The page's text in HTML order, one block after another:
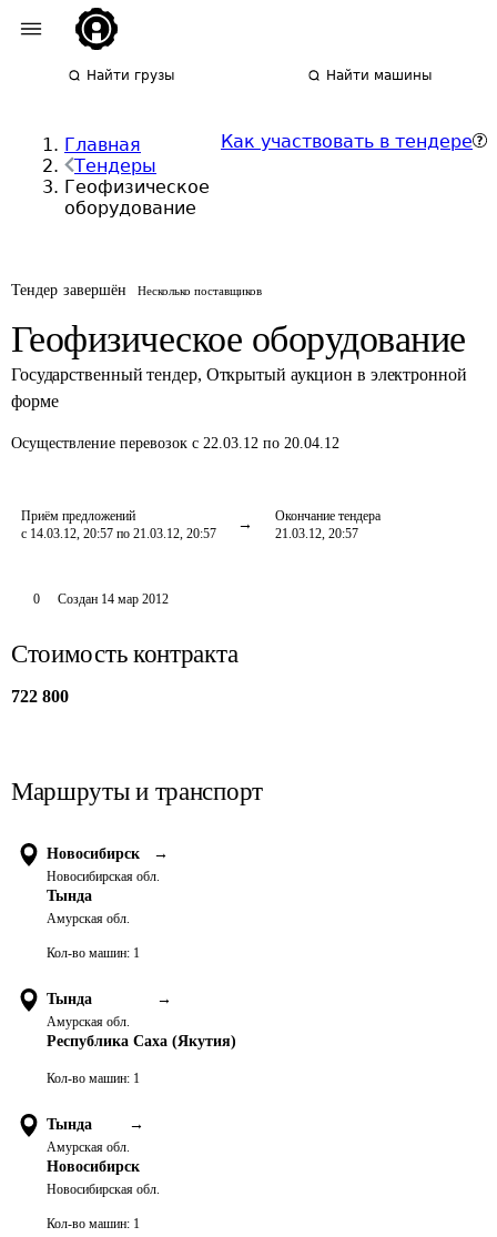
Найти грузы Найти машины
Главная
Тендеры
Геофизическое
оборудование
Как участвовать в тендере
Тендер завершён Несколько поставщиков
Геофизическое оборудование
Государственный тендер, Открытый аукцион в электронной
форме
Осуществление перевозок с 22.03.12 по 20.04.12
Приём предложений
с 14.03.12, 20:57 по 21.03.12, 20:57
Окончание тендера
21.03.12, 20:57
0 Создан 14 мар 2012
Стоимость контракта
722 800
Маршруты и транспорт
Новосибирск →
Новосибирская обл.
Тында
Амурская обл.
Кол-во машин: 1
Тында →
Амурская обл.
Республика Саха (Якутия)
Кол-во машин: 1
Тында →
Амурская обл.
Новосибирск
Новосибирская обл.
Кол-во машин: 1